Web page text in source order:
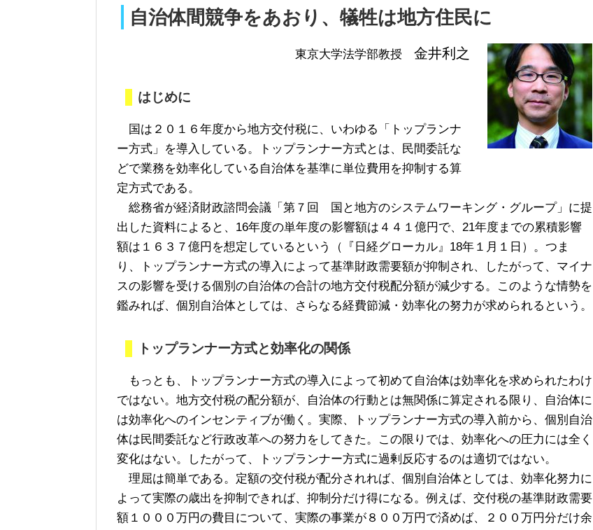
自治体間競争をあおり、犠牲は地方住民に
東京大学法学部教授 金井利之
はじめに
国は２０１６年度から地方交付税に、いわゆる「トップランナ
ー方式」を導入している。トップランナー方式とは、民間委託な
どで業務を効率化している自治体を基準に単位費用を抑制する算
定方式である。
総務省が経済財政諮問会議「第７回 国と地方のシステムワーキング・グループ」に提
出した資料によると、16年度の単年度の影響額は４４１億円で、21年度までの累積影響
額は１６３７億円を想定しているという（『日経グローカル』18年１月１日）。つま
り、トップランナー方式の導入によって基準財政需要額が抑制され、したがって、マイナ
スの影響を受ける個別の自治体の合計の地方交付税配分額が減少する。このような情勢を
鑑みれば、個別自治体としては、さらなる経費節減・効率化の努力が求められるという。
トップランナー方式と効率化の関係
もっとも、トップランナー方式の導入によって初めて自治体は効率化を求められたわけ
ではない。地方交付税の配分額が、自治体の行動とは無関係に算定される限り、自治体に
は効率化へのインセンティブが働く。実際、トップランナー方式の導入前から、個別自治
体は民間委託など行政改革への努力をしてきた。この限りでは、効率化への圧力には全く
変化はない。したがって、トップランナー方式に過剰反応するのは適切ではない。
理屈は簡単である。定額の交付税が配分されれば、個別自治体としては、効率化努力に
よって実際の歳出を抑制できれば、抑制分だけ得になる。例えば、交付税の基準財政需要
額１０００万円の費目について、実際の事業が８００万円で済めば、２００万円分だけ余